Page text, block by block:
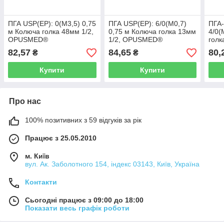
ПГА USP(EP): 0(М3,5) 0,75
м Колюча голка 48мм 1/2,
OPUSMED®
(Полигликолевая кислота
ПГА)
82,57 ₴
Купити
ПГА USP(EP): 6/0(М0,7)
0,75 м Колюча голка 13мм
1/2, OPUSMED®
(Полигликолевая кислота
ПГА)
84,65₴
Купити
4/
Про нас
100% позитивних з 59 відгуків за рік
Працює з 25.05.2010
м. Київ
вул. Ак. Заболотного 154, індекс 03143, Київ, Україна
Контакти
Сьогодні працює з 09:00 до 18:00
Показати весь графік роботи